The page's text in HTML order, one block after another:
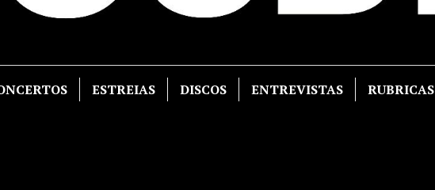
ESTREIAS DISCOS ENTREVISTAS RUBRICAS